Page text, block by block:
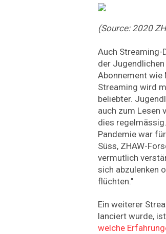
(Source: 2020
Auch Streaming-
der
Abonnement wie
Streaming wird
beliebter.
auch zum Lesen
dies
Pandemie war
Süss, ZHAW-
vermutlich
sich abzulenken
flüchten."
Ein weiterer
lanciert wurde, ist
welche